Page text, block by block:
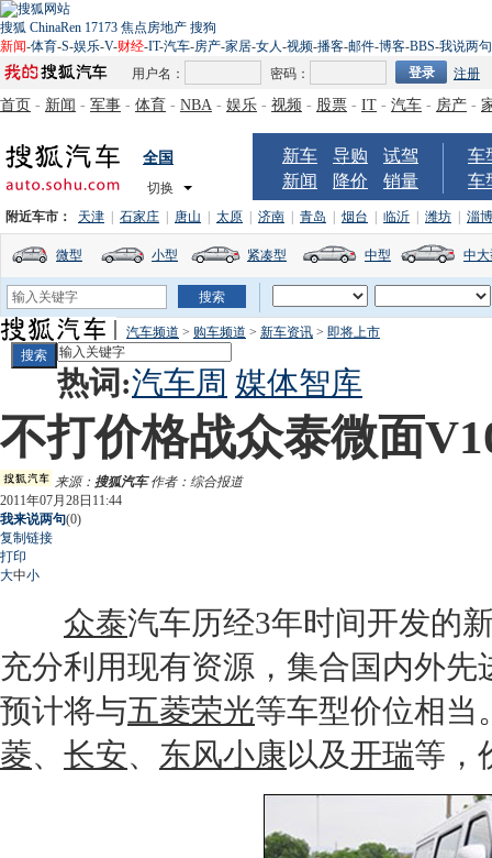
搜狐 ChinaRen 17173 焦点房地产 搜狗
新闻-体育-S-娱乐-V-财经-IT-汽车-房产-家居-女人-视频-播客-邮件-博客-BBS-我说两句
用户名：
密码： 注册
首页 - 新闻 - 军事 - 体育 - NBA - 娱乐 - 视频 - 股票 - IT - 汽车 - 房产 -
全国
切换
新车 导购
试驾
新闻
降价 销量
车
车
附近车市： 天津 石家庄 唐山 太原 济南 青岛 烟台 临沂 潍坊 淄博
微型 小型 紧凑型 中型 中
汽车频道 > 购车频道 > 新车资讯 > 即将上市
热词:汽车周 媒体智库
不打价格战众泰微面
来源： 搜狐汽车作者：综合报道
2011年07月28日11:44
我来说两句(0)
复制链接
打印
大中小
众泰汽车历经3年时间开发的
充分利用现有资源，集合国内外
预计将与五菱荣光等车型价位相当
菱、 长安、 东风小康以及开瑞等，